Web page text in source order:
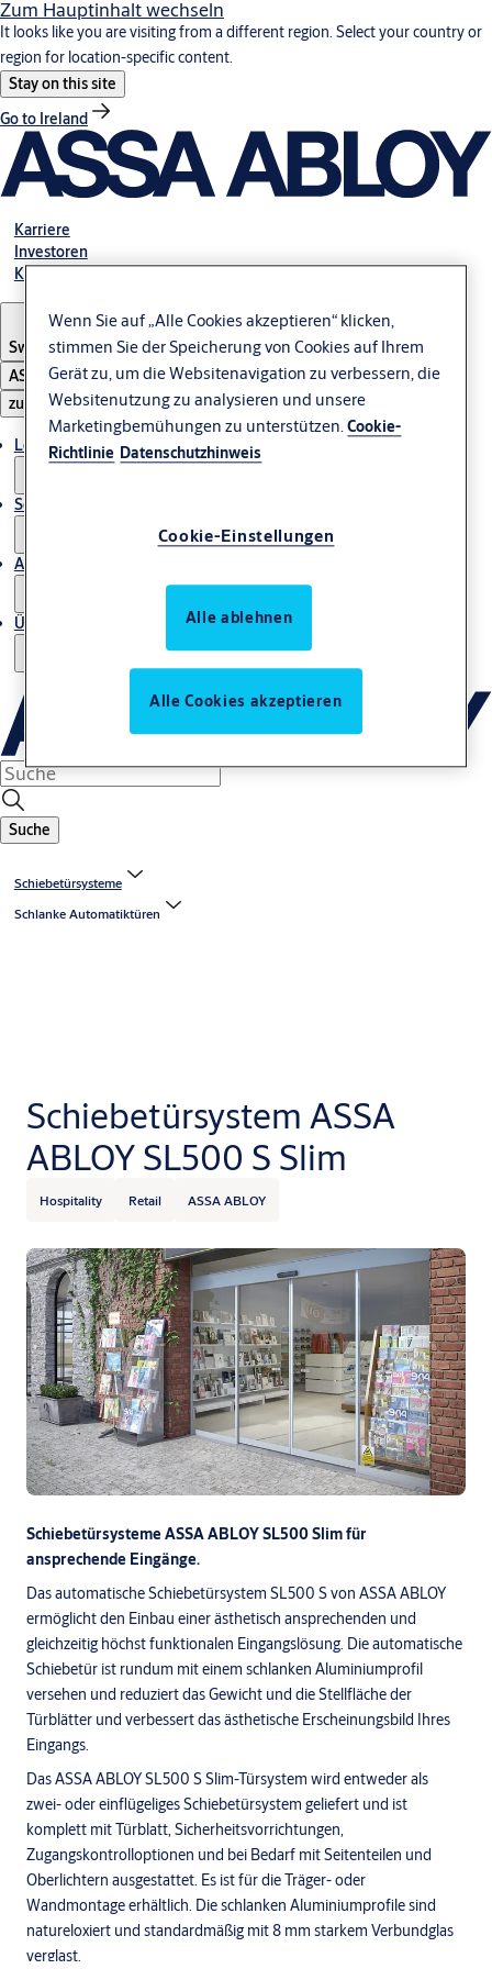
Zum Hauptinhalt wechseln
It looks like you are visiting from a different region. Select your country or
region for location-specific content.
Stay on this site
Go to Ireland
Karriere
Investoren
Kontakt
Switzerland·Deutsch
ASSA ABLOY Group
zu öffnen
Lösungen
Service
Artikel
Über uns
Suche
Schiebetürsysteme
Schlanke Automatiktüren
Schiebetürsystem ASSA
ABLOY SL500 S Slim
Hospitality Retail ASSA ABLOY
Schiebetürsysteme ASSA ABLOY SL500 Slim für
ansprechende Eingänge.
Das automatische Schiebetürsystem SL500 S von ASSA ABLOY
ermöglicht den Einbau einer ästhetisch ansprechenden und
gleichzeitig höchst funktionalen Eingangslösung. Die automatische
Schiebetür ist rundum mit einem schlanken Aluminiumprofil
versehen und reduziert das Gewicht und die Stellfläche der
Türblätter und verbessert das ästhetische Erscheinungsbild Ihres
Eingangs.
Das ASSA ABLOY SL500 S Slim-Türsystem wird entweder als
zwei- oder einflügeliges Schiebetürsystem geliefert und ist
komplett mit Türblatt, Sicherheitsvorrichtungen,
Zugangskontrolloptionen und bei Bedarf mit Seitenteilen und
Oberlichtern ausgestattet. Es ist für die Träger- oder
Wandmontage erhältlich. Die schlanken Aluminiumprofile sind
natureloxiert und standardmäßig mit 8 mm starkem Verbundglas
verglast.
Wenn Sie auf „Alle Cookies akzeptieren“ klicken,
stimmen Sie der Speicherung von Cookies auf Ihrem
Gerät zu, um die Websitenavigation zu verbessern, die
Websitenutzung zu analysieren und unsere
Marketingbemühungen zu unterstützen.Cookie-
Richtlinie Datenschutzhinweis
Cookie-Einstellungen
Alle ablehnen
Alle Cookies akzeptieren